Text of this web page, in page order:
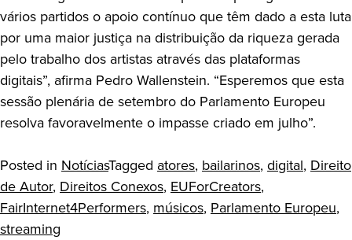
vários partidos o apoio contínuo que têm dado a esta luta
por uma maior justiça na distribuição da riqueza gerada
pelo trabalho dos artistas através das plataformas
digitais”, afirma Pedro Wallenstein. “Esperemos que esta
sessão plenária de setembro do Parlamento Europeu
resolva favoravelmente o impasse criado em julho”.
Posted in NotíciasTagged atores, bailarinos, digital, Direito
de Autor, Direitos Conexos, EUForCreators,
FairInternet4Performers, músicos, Parlamento Europeu,
streaming